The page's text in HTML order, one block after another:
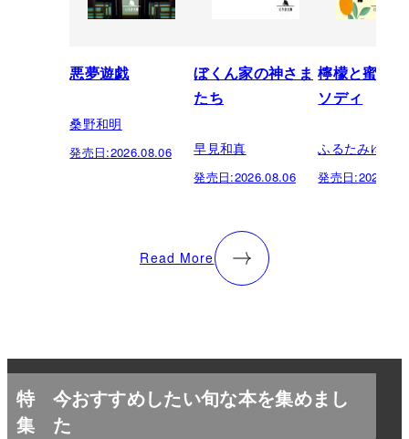
悪夢遊戯
桑野和明
発売日:2026.08.06
ぼくん家の神さま
たち
早見和真
発売日:2026.08.06
檸檬と蜜柑
ソディ
ふるたみゆき
発売日:
Read More
特
集
今おすすめしたい旬な本を集めまし
た